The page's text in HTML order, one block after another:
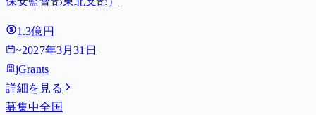
1.3億円
~2027年3月31日
jGrants
詳細を見る
募集中全国